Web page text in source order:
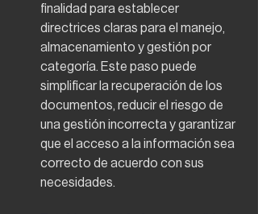
finalidad para establecer
directrices claras para el manejo,
almacenamiento y gestión por
categoría. Este paso puede
simplificar la recuperación de los
documentos, reducir el riesgo de
una gestión incorrecta y garantizar
que el acceso a la información sea
correcto de acuerdo con sus
necesidades.